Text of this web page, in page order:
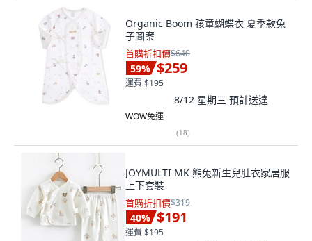
Organic Boom 孩童蝴蝶衣 夏季款兔
子圖案
首購折扣價$640
59% $259
運費 $195
8/12 星期三 預計送達
WOW免運
(18)
JOYMULTI MK 熊兔新生兒肚衣家居服
上下套裝
首購折扣價$319
40% $191
運費 $195